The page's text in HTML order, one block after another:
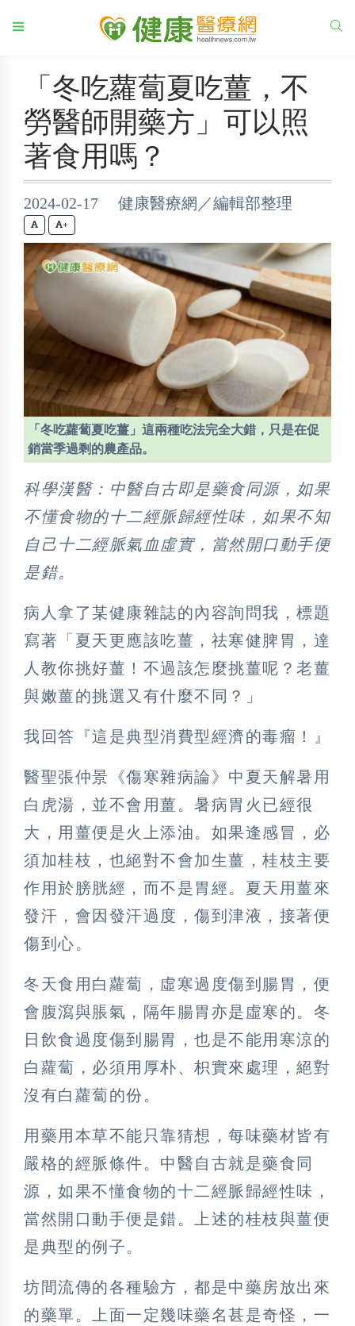
「冬吃蘿蔔夏吃薑，不
勞醫師開藥方」可以照
著食用嗎？
2024-02-17 健康醫療網／編輯部整理
+
「冬吃蘿蔔夏吃薑」這兩種吃法完全大錯，只是在促
銷當季過剩的農產品。
科學漢醫： 中醫自古即是藥食同源，如果
不懂食物的十二經脈歸經性味，如果不知
自己十二經脈氣血虛實，當然開口動手便
是錯。
病人拿了某健康雜誌的內容詢問我，標題
寫著「夏天更應該吃薑，祛寒健脾胃，達
人教你挑好薑！不過該怎麼挑薑呢？老薑
與嫩薑的挑選又有什麼不同？」
我回答『這是典型消費型經濟的毒瘤！』
醫聖張仲景《傷寒雜病論》中夏天解暑用
白虎湯，並不會用薑。暑病胃火已經很
大，用薑便是火上添油。如果逢感冒，必
須加桂枝，也絕對不會加生薑，桂枝主要
作用於膀胱經，而不是胃經。夏天用薑來
發汗，會因發汗過度，傷到津液，接著便
傷到心。
冬天食用白蘿蔔，虛寒過度傷到腸胃，便
會腹瀉與脹氣，隔年腸胃亦是虛寒的。冬
日飲食過度傷到腸胃，也是不能用寒涼的
白蘿蔔，必須用厚朴、枳實來處理，絕對
沒有白蘿蔔的份。
用藥用本草不能只靠猜想，每味藥材皆有
嚴格的經脈條件。中醫自古就是藥食同
源，如果不懂食物的十二經脈歸經性味，
當然開口動手便是錯。上述的桂枝與薑便
是典型的例子。
坊間流傳的各種驗方，都是中藥房放出來
的藥單。上面一定幾味藥名甚是奇怪，一